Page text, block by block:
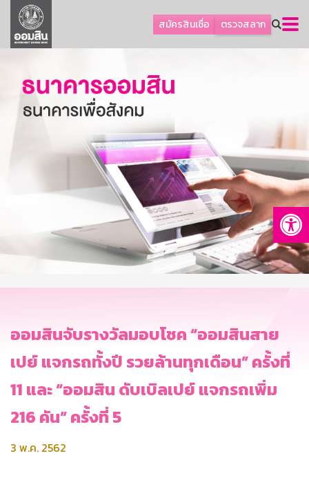
สมัครสินเชื่อ ตรวจสลาก
ลูกค้าธุรกิจ
ลูกค้าผู้ประกอบรายย่อย
ออมเพื่อสุข
เกี่ยวกับธนาคาร
การพัฒนาที่ยั่งยืน
บริการทางการเงิน
ติดต่อเรา
บริการออนไลน์
TH
EN
ออมสินจับรางวัลมอบโชค “ออมสินสาย
เปย์ แจกรถทั้งปี รวยล้านทุกเดือน” ครั้งที่
11 และ “ออมสิน ดับเบิลเปย์ แจกรถเพิ่ม
216 คัน” ครั้งที่ 5
3 พ.ค. 2562